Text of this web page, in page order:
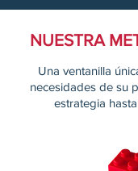
NUESTRA
Una ventanilla
necesidades de su
estrategia